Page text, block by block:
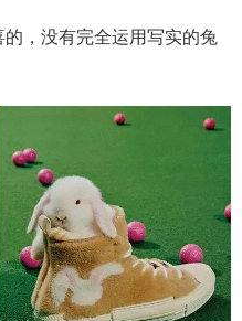
，没有完全运用写实的兔